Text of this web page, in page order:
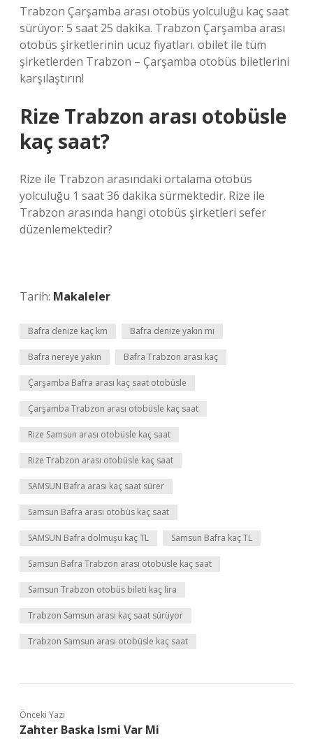
Trabzon Çarşamba arası otobüs yolculuğu kaç saat
sürüyor: 5 saat 25 dakika. Trabzon Çarşamba arası
otobüs şirketlerinin ucuz fiyatları. obilet ile tüm
şirketlerden Trabzon – Çarşamba otobüs biletlerini
karşılaştırın!
Rize Trabzon arası otobüsle
kaç saat?
Rize ile Trabzon arasındaki ortalama otobüs
yolculuğu 1 saat 36 dakika sürmektedir. Rize ile
Trabzon arasında hangi otobüs şirketleri sefer
düzenlemektedir?
Tarih: Makaleler
Bafra denize kaç km Bafra denize yakın mı
Bafra nereye yakın Bafra Trabzon arası kaç
Çarşamba Bafra arası kaç saat otobüsle
Çarşamba Trabzon arası otobüsle kaç saat
Rize Samsun arası otobüsle kaç saat
Rize Trabzon arası otobüsle kaç saat
SAMSUN Bafra arası kaç saat sürer
Samsun Bafra arası otobüs kaç saat
SAMSUN Bafra dolmuşu kaç TL Samsun Bafra kaç TL
Samsun Bafra Trabzon arası otobüsle kaç saat
Samsun Trabzon otobüs bileti kaç lira
Trabzon Samsun arası kaç saat sürüyor
Trabzon Samsun arası otobüsle kaç saat
Önceki Yazı
Zahter Baska Ismi Var Mi